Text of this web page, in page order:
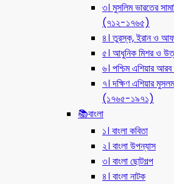
৩। মুসলিম ভারতের
(৭১২-১৭৬৫)
৪। তুরস্ক, ইরান ও
৫। আধুনিক মিশর ও
৬। পশ্চিম এশিয়ার আরব
৭। দক্ষিণ এশিয়ার
(১৭৬৫-১৯৭১)
📚বাংলা
১। বাংলা কবিতা
২। বাংলা উপন্যাস
৩। বাংলা ছোটগল্প
৪। বাংলা নাটক